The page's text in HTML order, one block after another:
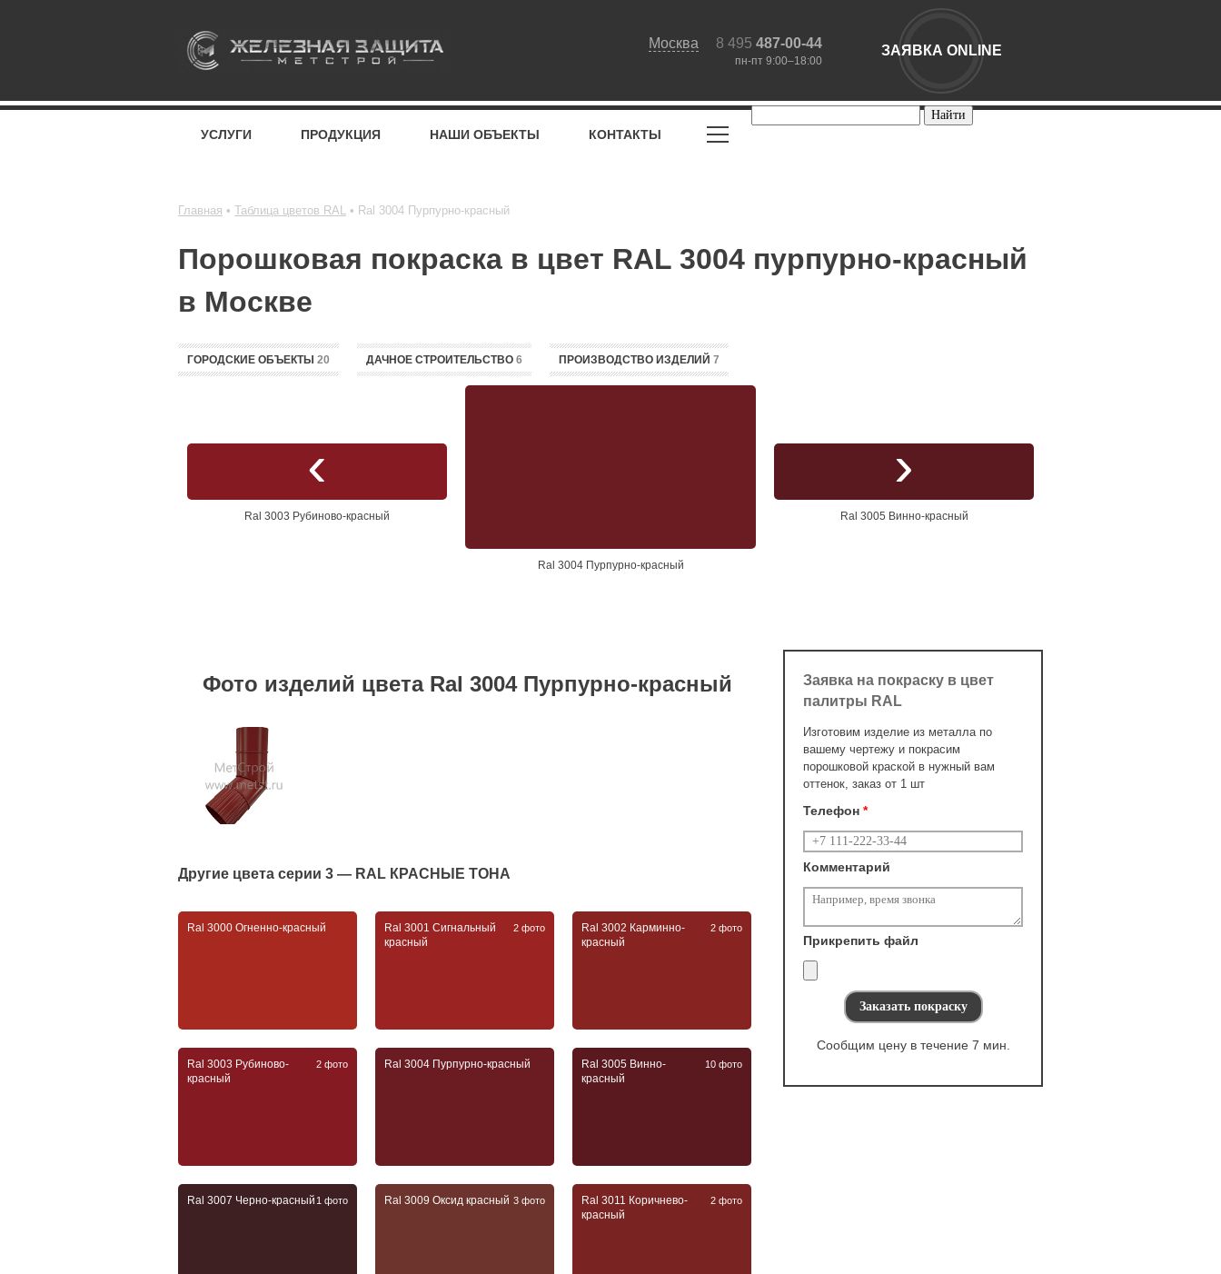
Москва 8 495 487-00-44
пн-пт 9:00–18:00
ЗАЯВКА ONLINE
УСЛУГИ ПРОДУКЦИЯ НАШИ ОБЪЕКТЫ КОНТАКТЫ
Главная Таблица цветов RAL Ral 3004 Пурпурно-красный
Порошковая покраска в цвет RAL 3004 пурпурно-красный
в Москве
ГОРОДСКИЕ ОБЪЕКТЫ 20 ДАЧНОЕ СТРОИТЕЛЬСТВО 6 ПРОИЗВОДСТВО ИЗДЕЛИЙ 7
Ral 3003 Рубиново-красный
Ral 3004 Пурпурно-красный
Ral 3005 Винно-красный
Фото изделий цвета Ral 3004 Пурпурно-красный
Другие цвета серии 3 — RAL КРАСНЫЕ ТОНА
Ral 3000 Огненно-красный
Ral 3001 Сигнальный
красный
2 фото
Ral 3002 Карминно-
красный
2 фото
Ral 3003 Рубиново-
красный
2 фото Ral 3004 Пурпурно-красный
Ral 3005 Винно-
красный
10 фото
Ral 3007 Черно-красный1 фото Ral 3009 Оксид красный 3 фото
Ral 3011 Коричнево-
красный
2 фото
Заявка на покраску в цвет
палитры RAL
Изготовим изделие из металла по
вашему чертежу и покрасим
порошковой краской в нужный вам
оттенок, заказ от 1 шт
Телефон*
Комментарий
Прикрепить файл
Сообщим цену в течение 7 мин.